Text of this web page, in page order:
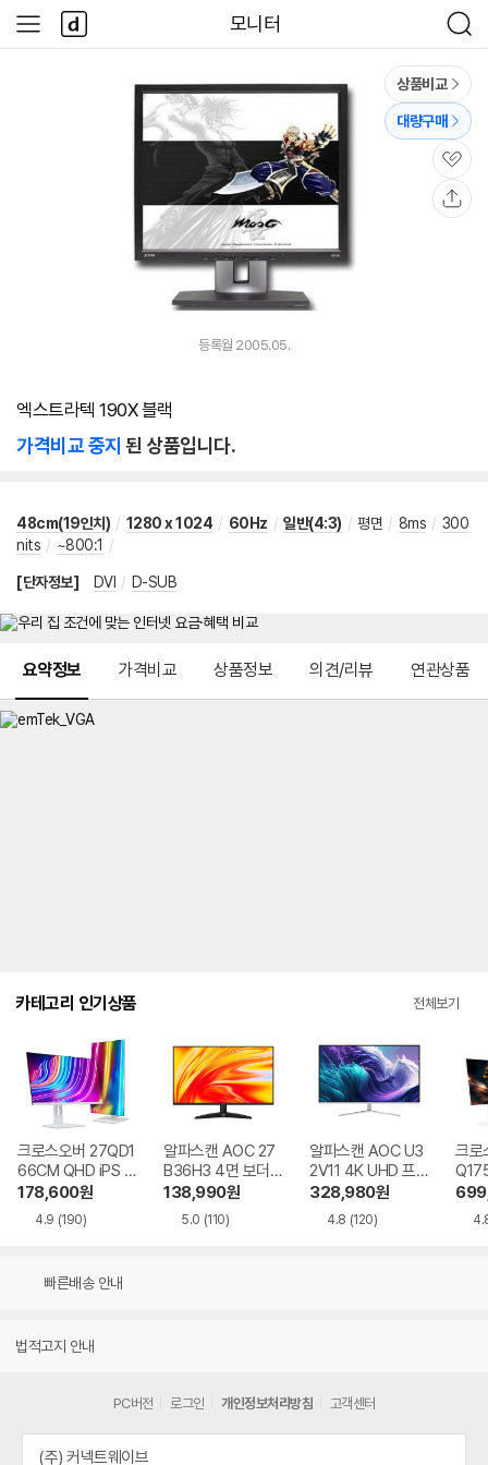
모니터
검
색
사
이
다
나
와
상품비교
대량구매
관
심
등록월 2005.05.
엑스트라텍 190X 블랙
가격비교 중지 된 상품입니다.
48cm(19인치) / 1280 x 1024 / 60Hz / 일반(4:3) / 평면 / 8ms / 300
nits / ~800:1 /
[단자정보] DVI / D-SUB
요약정보 가격비교 상품정보 의견/리뷰 연관상품
카테고리 인기상품 전체보기
크로스오버 27QD1
66CM QHD iPS U
SB-C 화이트 Ai 멀
티스탠드
178,600원
4.9 (190)
알파스캔 AOC 27
B36H3 4면 보더리
스 IPS 120 시력보
호 무결점
138,990원
5.0 (110)
알파스캔 AOC U3
2V11 4K UHD 프리
싱크 HDR 시력보호
무결점
328,980원
4.8 (120)
크로
Ai
빠른배송 안내
법적고지 안내
PC버전 로그인 개인정보처리방침 고객센터
(주) 커넥트웨이브